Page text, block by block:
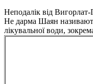
Неподалік від
Не дарма Шаян
лікувальної води,